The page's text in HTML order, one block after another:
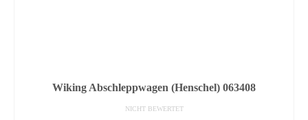
Wiking Abschleppwagen (Henschel) 063408
NICHT BEWERTET